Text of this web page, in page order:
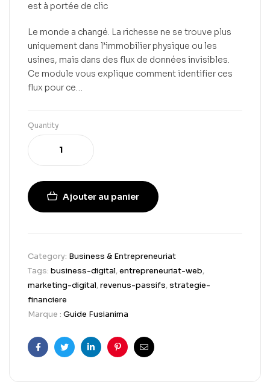
est à portée de clic
Le monde a changé. La richesse ne se trouve plus
uniquement dans l’immobilier physique ou les
usines, mais dans des flux de données invisibles.
Ce module vous explique comment identifier ces
flux pour ce…
Quantity
Ajouter au panier
Category: Business & Entrepreneuriat
Tags: business-digital,entrepreneuriat-web,
marketing-digital,revenus-passifs,strategie-
financiere
Marque : Guide Fusianima
FacebookTwitterLinkedinPinterestEmail